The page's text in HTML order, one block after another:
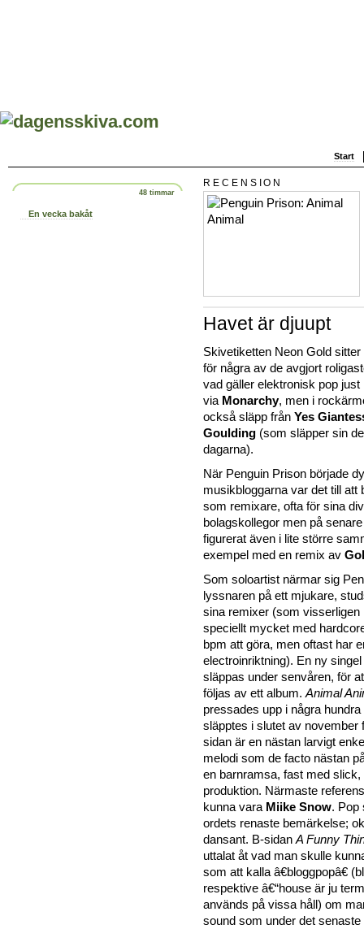
Start
48 timmar
En vecka bakåt
RECENSION
Havet är djuupt
Skivetiketten Neon Gold
för några av de avgjort
vad gäller elektronisk pop just
via Monarchy, men i
också släpp från Yes
Goulding (som släpper sin
dagarna).
När Penguin Prison började
musikbloggarna var det till att
som remixare, ofta för sina
bolagskollegor men på
figurerat även i lite större
exempel med en remix av
Som soloartist närmar sig
lyssnaren på ett mjukare,
sina remixer (som visserligen
speciellt mycket med
bpm att göra, men oftast har
electroinriktning). En ny
släppas under senvåren, för
följas av ett album. Animal
pressades upp i några
släpptes i slutet av november
sidan är en nästan larvigt
melodi som de facto nästan
en barnramsa, fast med slick,
produktion. Närmaste
kunna vara Miike Snow. Pop
ordets renaste bemärkelse;
dansant. B-sidan A Funny
uttalat åt vad man skulle
som att kalla â€bloggpopâ€
respektive â€“house är ju
används på vissa håll) om
sound som under det